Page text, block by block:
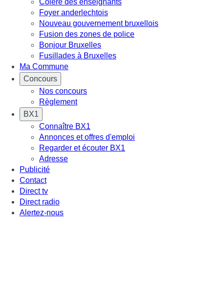
Foyer anderlechtois
Nouveau gouvernement bruxellois
Fusion des zones de police
Bonjour Bruxelles
Fusillades à Bruxelles
Ma Commune
Concours
Nos concours
Règlement
BX1
Connaître BX1
Annonces et offres d'emploi
Regarder et écouter BX1
Adresse
Publicité
Contact
Direct tv
Direct radio
Alertez-nous